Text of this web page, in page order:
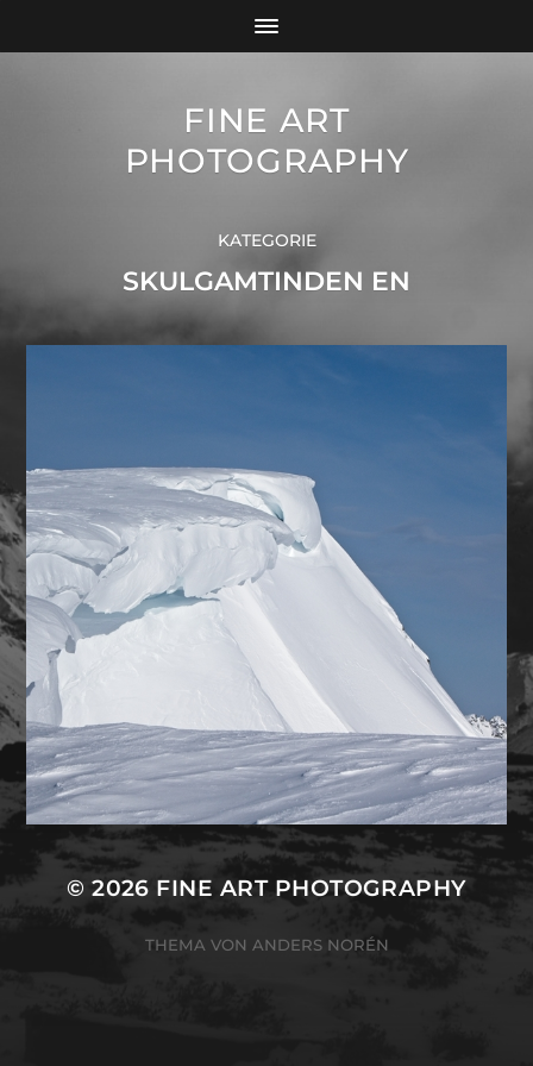
FINE ART
PHOTOGRAPHY
KATEGORIE
SKULGAMTINDEN EN
© 2026 FINE ART PHOTOGRAPHY
THEMA VON ANDERS NORÉN